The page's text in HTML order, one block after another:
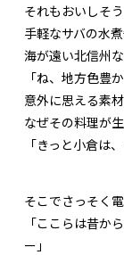
それもおいしそ
手軽なサバの水
海が遠い北信州
「ね、地方色豊
意外に思える素
なぜその料理が
「きっと小倉は
そこでさっそく
「ここらは昔か
ー」